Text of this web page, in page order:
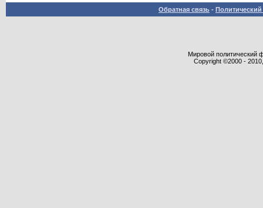
Обратная связь -
Мировой политический
Copyright ©2000 -